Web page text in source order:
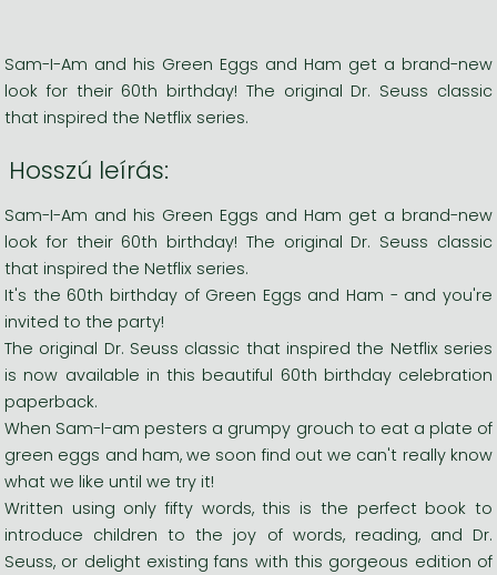
Sam-I-Am and his Green Eggs and Ham get a brand-new
look for their 60th birthday! The original Dr. Seuss classic
that inspired the Netflix series.
Hosszú leírás:
Sam-I-Am and his Green Eggs and Ham get a brand-new
look for their 60th birthday! The original Dr. Seuss classic
that inspired the Netflix series.
It's the 60th birthday of Green Eggs and Ham - and you're
invited to the party!
The original Dr. Seuss classic that inspired the Netflix series
is now available in this beautiful 60th birthday celebration
paperback.
When Sam-I-am pesters a grumpy grouch to eat a plate of
green eggs and ham, we soon find out we can't really know
what we like until we try it!
Written using only fifty words, this is the perfect book to
introduce children to the joy of words, reading, and Dr.
Seuss, or delight existing fans with this gorgeous edition of